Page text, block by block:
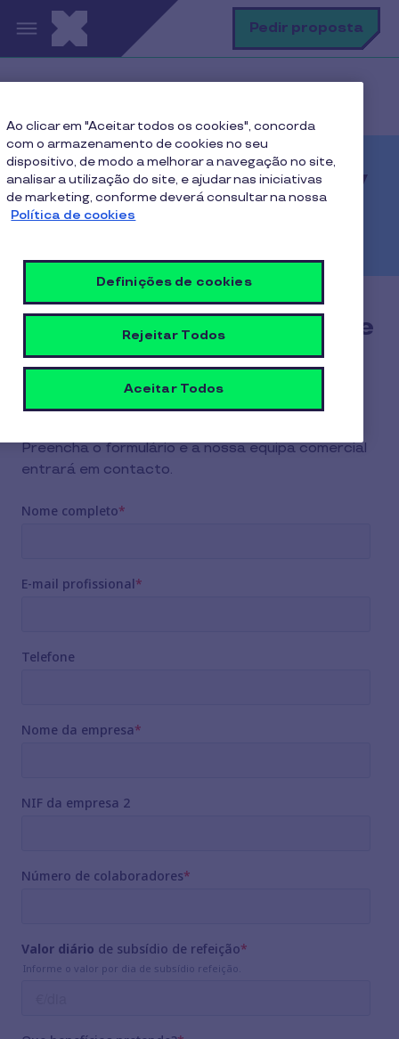
Passar para o conteúdo principalPedir proposta
Cartão Refeição Cobee by
Pluxee
Quer uma proposta Cobee
by Pluxee?
Preencha o formulário e a nossa equipa comercial
entrará em contacto.
Ao clicar em "Aceitar todos os cookies", concorda
com o armazenamento de cookies no seu
dispositivo, de modo a melhorar a navegação no site,
analisar a utilização do site, e ajudar nas iniciativas
de marketing, conforme deverá consultar na nossa
Política de cookies
Definições de cookies
Rejeitar Todos
Aceitar Todos